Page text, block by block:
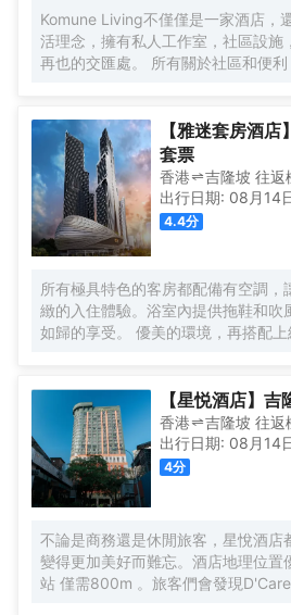
東方酒店活力俱樂部及水療中心為賓
圍，完善的健身設備和一流的温泉理
泳池內暢遊，欣賞KLCC公園如畫般
Komune Living不僅僅是一家酒店，
活理念，擁有私人工作室，社區設施
再也的交匯處。 所有關於社區和便
僅僅是逗留，找到一種生活，工作
【雅迷套房酒
套票
香港 吉隆坡 往返
出行日期: 08月14
4.4分
所有極具特色的客房都配備有空調，
緻的入住體驗。浴室內提供拖鞋和吹
如歸的享受。 優美的環境，再搭配
【星悦酒店】
香港 吉隆坡 往返
出行日期: 08月14
4分
不論是商務還是休閒旅客，星悅酒店
變得更加美好而難忘。酒店地理位置
站 僅需800m 。旅客們會發現